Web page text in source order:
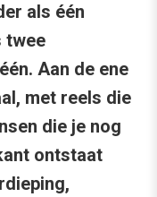
als één
twee
Aan de ene
met reels die
die je nog
ontstaat